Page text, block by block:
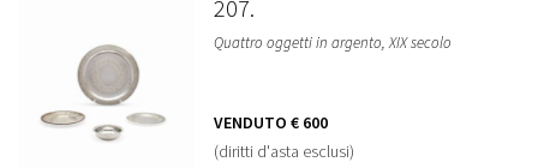
207
Quattro oggetti in argento, XIX secolo
VENDUTO € 600
(diritti d'asta esclusi)